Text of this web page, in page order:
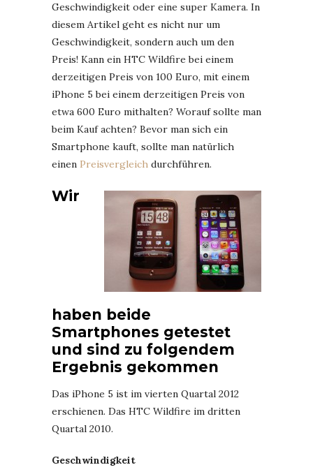
Geschwindigkeit oder eine super Kamera. In
diesem Artikel geht es nicht nur um
Geschwindigkeit, sondern auch um den
Preis! Kann ein HTC Wildfire bei einem
derzeitigen Preis von 100 Euro, mit einem
iPhone 5 bei einem derzeitigen Preis von
etwa 600 Euro mithalten? Worauf sollte man
beim Kauf achten? Bevor man sich ein
Smartphone kauft, sollte man natürlich
einen Preisvergleich durchführen.
Wir
haben beide
Smartphones getestet
und sind zu folgendem
Ergebnis gekommen
Das iPhone 5 ist im vierten Quartal 2012
erschienen. Das HTC Wildfire im dritten
Quartal 2010.
Geschwindigkeit